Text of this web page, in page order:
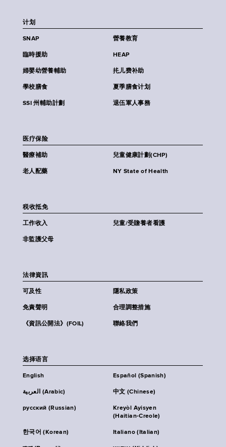
计划
SNAP 營養教育
臨時援助 HEAP
婦嬰幼營養輔助 扥儿费补助
學校膳食 夏季膳食计划
SSI 州輔助計劃 退伍軍人事務
医疗保险
醫療補助 兒童健康計劃(CHP)
老人配藥 NY State of Health
税收抵免
工作收入 兒童/受贍養者看護
非監護父母
法律資訊
可及性 隱私政策
免責聲明 合理調整措施
《資訊公開法》(FOIL) 聯絡我們
选择语言
English Español (Spanish)
العربية (Arabic) 中文 (Chinese)
русский (Russian)
Kreyòl Ayisyen
(Haitian-Creole)
한국어 (Korean) Italiano (Italian)